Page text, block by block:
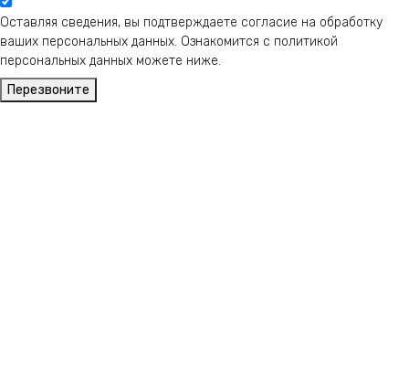
Оставляя сведения, вы подтверждаете согласие на обработку
ваших персональных данных. Ознакомится с политикой
персональных данных можете ниже.
Перезвоните